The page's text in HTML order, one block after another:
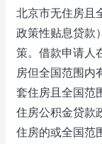
北京市无住房且
政策性贴息贷款
策。借款申请人
房但全国范围内
套住房且全国范
住房公积金贷款
住房的或全国范